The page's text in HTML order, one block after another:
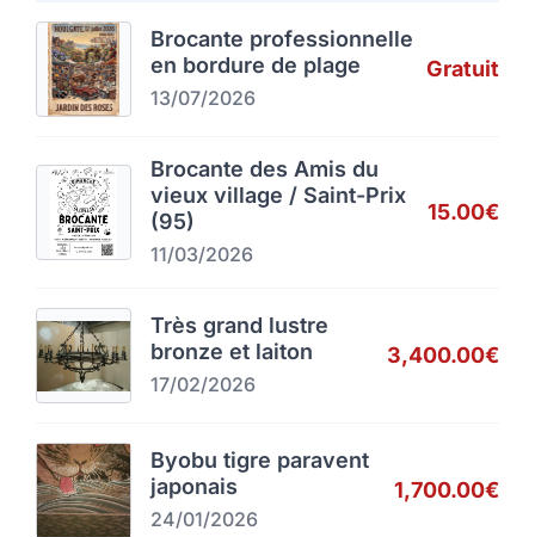
Brocante professionnelle
en bordure de plage
13/07/2026
Gratuit
Brocante des Amis du
vieux village / Saint-Prix
(95)
11/03/2026
15.00€
Très grand lustre
bronze et laiton
17/02/2026
3,400.00€
Byobu tigre paravent
japonais
24/01/2026
1,700.00€